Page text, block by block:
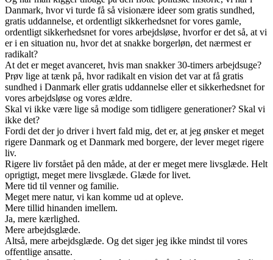
Danmark, hvor vi turde få så visionære ideer som gratis sundhed,
gratis uddannelse, et ordentligt sikkerhedsnet for vores gamle,
ordentligt sikkerhedsnet for vores arbejdsløse, hvorfor er det så, at vi
er i en situation nu, hvor det at snakke borgerløn, det nærmest er
radikalt?
At det er meget avanceret, hvis man snakker 30-timers arbejdsuge?
Prøv lige at tænk på, hvor radikalt en vision det var at få gratis
sundhed i Danmark eller gratis uddannelse eller et sikkerhedsnet for
vores arbejdsløse og vores ældre.
Skal vi ikke være lige så modige som tidligere generationer? Skal vi
ikke det?
Fordi det der jo driver i hvert fald mig, det er, at jeg ønsker et meget
rigere Danmark og et Danmark med borgere, der lever meget rigere
liv.
Rigere liv forstået på den måde, at der er meget mere livsglæde. Helt
oprigtigt, meget mere livsglæde. Glæde for livet.
Mere tid til venner og familie.
Meget mere natur, vi kan komme ud at opleve.
Mere tillid hinanden imellem.
Ja, mere kærlighed.
Mere arbejdsglæde.
Altså, mere arbejdsglæde. Og det siger jeg ikke mindst til vores
offentlige ansatte.